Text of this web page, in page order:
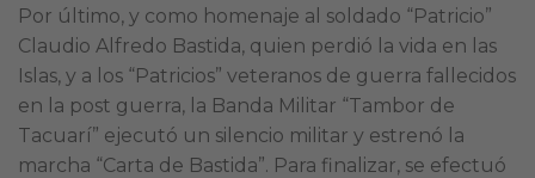
Por último, y como homenaje al soldado “Patricio”
Claudio Alfredo Bastida, quien perdió la vida en las
Islas, y a los “Patricios” veteranos de guerra fallecidos
en la post guerra, la Banda Militar “Tambor de
Tacuarí” ejecutó un silencio militar y estrenó la
marcha “Carta de Bastida”. Para finalizar, se efectuó